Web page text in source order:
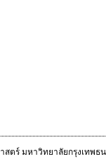
สตร์ มหาวิทยาลัยกรุงเทพธน